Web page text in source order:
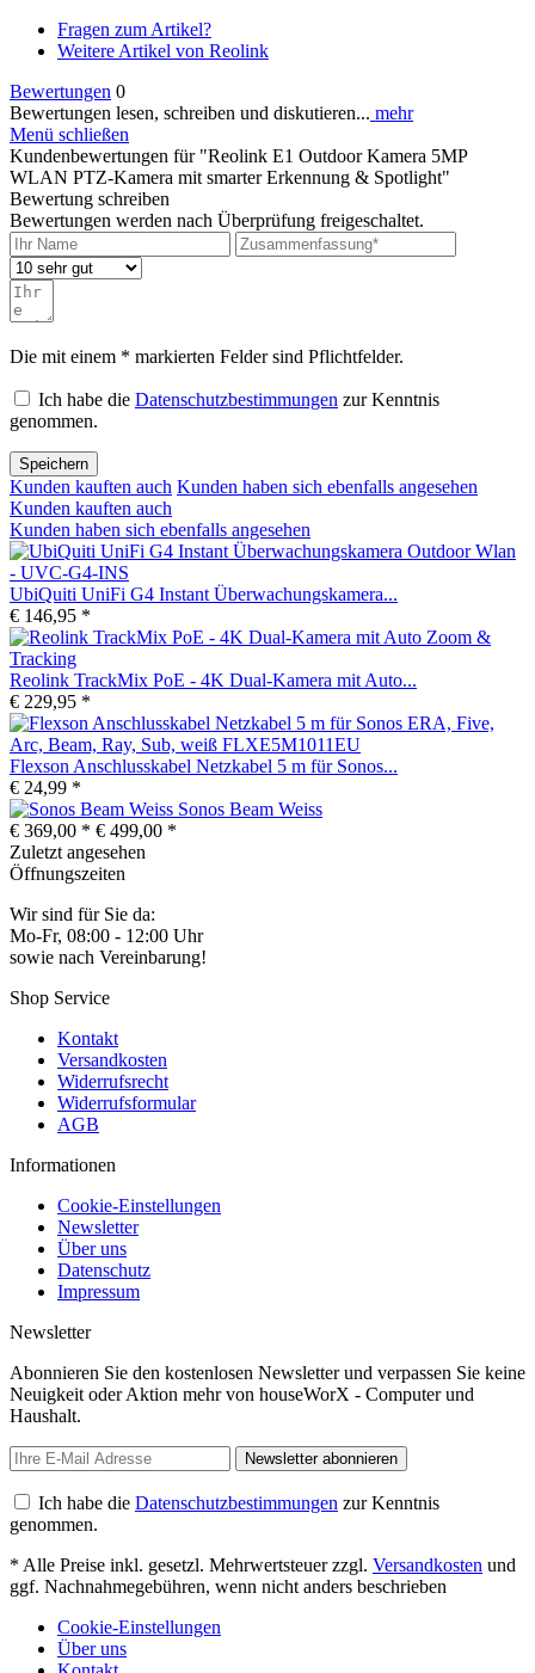
Fragen zum Artikel?
Weitere Artikel von Reolink
Bewertungen 0
Bewertungen lesen, schreiben und diskutieren... mehr
Menü schließen
Kundenbewertungen für "Reolink E1 Outdoor Kamera 5MP
WLAN PTZ-Kamera mit smarter Erkennung & Spotlight"
Bewertung schreiben
Bewertungen werden nach Überprüfung freigeschaltet.
Die mit einem * markierten Felder sind Pflichtfelder.
Ich habe die Datenschutzbestimmungen zur Kenntnis
genommen.
Speichern
Kunden kauften auch Kunden haben sich ebenfalls angesehen
Kunden kauften auch
Kunden haben sich ebenfalls angesehen
UbiQuiti UniFi G4 Instant Überwachungskamera...
€ 146,95 *
Reolink TrackMix PoE - 4K Dual-Kamera mit Auto...
€ 229,95 *
Flexson Anschlusskabel Netzkabel 5 m für Sonos...
€ 24,99 *
Sonos Beam Weiss
€ 369,00 * € 499,00 *
Zuletzt angesehen
Öffnungszeiten
Wir sind für Sie da:
Mo-Fr, 08:00 - 12:00 Uhr
sowie nach Vereinbarung!
Shop Service
Kontakt
Versandkosten
Widerrufsrecht
Widerrufsformular
AGB
Informationen
Cookie-Einstellungen
Newsletter
Über uns
Datenschutz
Impressum
Newsletter
Abonnieren Sie den kostenlosen Newsletter und verpassen Sie keine
Neuigkeit oder Aktion mehr von houseWorX - Computer und
Haushalt.
Newsletter abonnieren
Ich habe die Datenschutzbestimmungen zur Kenntnis
genommen.
* Alle Preise inkl. gesetzl. Mehrwertsteuer zzgl. Versandkosten und
ggf. Nachnahmegebühren, wenn nicht anders beschrieben
Cookie-Einstellungen
Über uns